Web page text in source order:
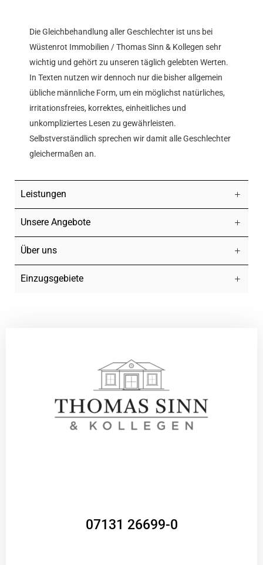
Die Gleichbehandlung aller Geschlechter ist uns bei
Wüstenrot Immobilien / Thomas Sinn & Kollegen sehr
wichtig und gehört zu unseren täglich gelebten Werten.
In Texten nutzen wir dennoch nur die bisher allgemein
übliche männliche Form, um ein möglichst natürliches,
irritationsfreies, korrektes, einheitliches und
unkompliziertes Lesen zu gewährleisten.
Selbstverständlich sprechen wir damit alle Geschlechter
gleichermaßen an.
Leistungen
Unsere Angebote
Über uns
Einzugsgebiete
07131 26699-0